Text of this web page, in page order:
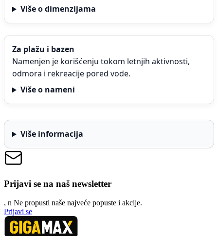
Više o dimenzijama
Za plažu i bazen
Namenjen je korišćenju tokom letnjih aktivnosti,
odmora i rekreacije pored vode.
Više o nameni
Više informacija
Prijavi se na naš newsletter
, n Ne propusti naše najveće popuste i akcije.
Prijavi se